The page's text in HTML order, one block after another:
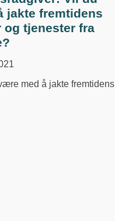
jakte fremtidens
og tjenester fra
med å jakte fremtidens